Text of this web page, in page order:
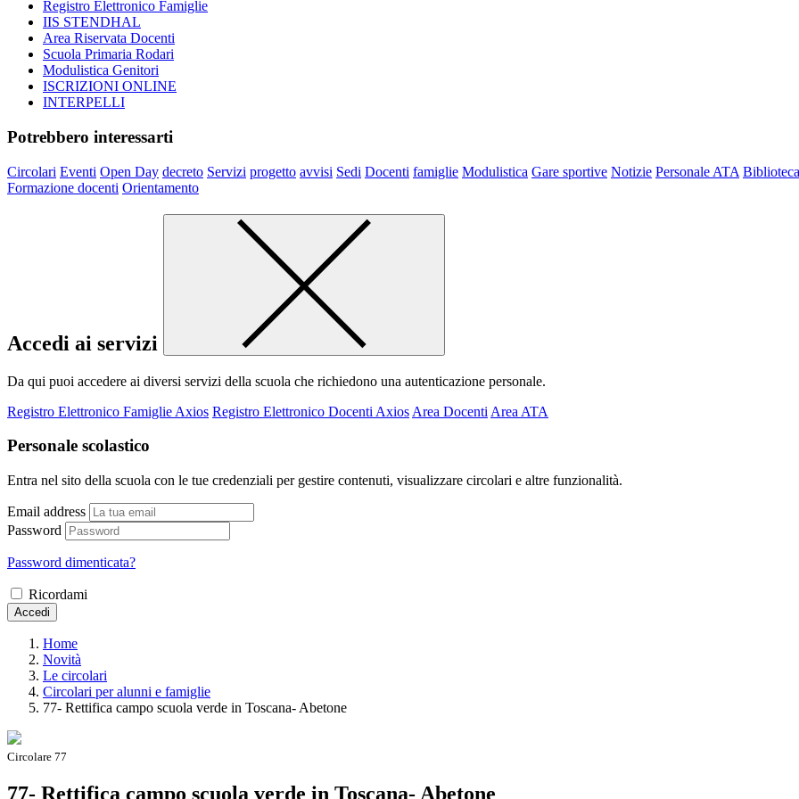
Registro Elettronico Famiglie
IIS STENDHAL
Area Riservata Docenti
Scuola Primaria Rodari
Modulistica Genitori
ISCRIZIONI ONLINE
INTERPELLI
Potrebbero interessarti
Circolari Eventi Open Day decreto Servizi progetto avvisi Sedi Docenti famiglie Modulistica Gare sportive Notizie Personale ATA Biblioteca
Formazione docenti Orientamento
Accedi ai servizi
Da qui puoi accedere ai diversi servizi della scuola che richiedono una autenticazione personale.
Registro Elettronico Famiglie Axios Registro Elettronico Docenti Axios Area Docenti Area ATA
Personale scolastico
Entra nel sito della scuola con le tue credenziali per gestire contenuti, visualizzare circolari e altre funzionalità.
Email address
Password
Password dimenticata?
Ricordami
Accedi
Home
Novità
Le circolari
Circolari per alunni e famiglie
77- Rettifica campo scuola verde in Toscana- Abetone
Circolare 77
77- Rettifica campo scuola verde in Toscana- Abetone